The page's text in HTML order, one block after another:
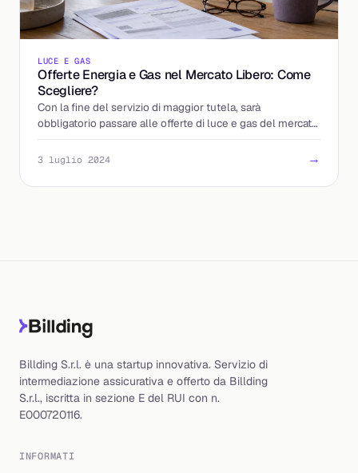
LUCE E GAS
Offerte Energia e Gas nel Mercato Libero: Come
Scegliere?
Con la fine del servizio di maggior tutela, sarà
obbligatorio passare alle offerte di luce e gas del mercato
libero. Scopri come individuare le tariffe più vant
3 luglio 2024 →
Billding S.r.l. è una startup innovativa. Servizio di
intermediazione assicurativa e offerto da Billding
S.r.l., iscritta in sezione E del RUI con n.
E000720116.
INFORMATI